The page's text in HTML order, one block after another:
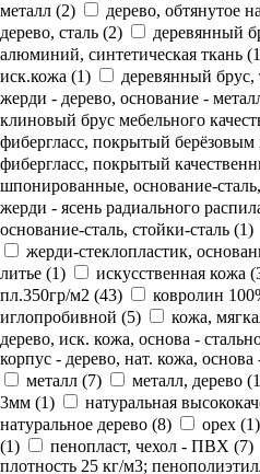
металл (2) дерево, обтянутое
дерево, сталь (2) деревянный
алюминий, синтетическая ткань (1
иск.кожа (1) деревянный
жерди - дерево, основание -
клиновый брус мебельного
фибергласс, покрытый
фибергласс, покрытый
шпонированные, основание-
жерди - ясень радиального
основание-сталь, стойки-сталь (1)
жерди-стеклопластик,
литье (1) искусственная кожа (
пл.350гр/м2 (43)
ковролин
иглопробивной (5) кожа,
дерево, иск. кожа, основа -
корпус - дерево, нат. кожа,
металл (7) металл, дерево (1
3мм (1) натуральная
натуральное дерево (8) орех (1)
(1) пенопласт, чехол - ПВХ (7)
плотность 25 кг/м3;